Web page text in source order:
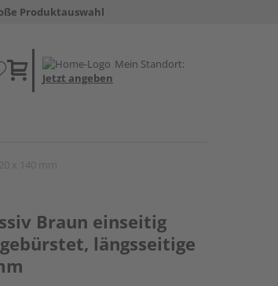
Produktauswahl
Mein Standort:
Jetzt angeben
Braun einseitig
längsseitige